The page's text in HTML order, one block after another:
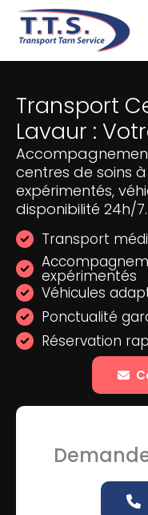
Aller
Transport
Lavaur :
centres de soins
expérimentés,
disponibilité 24h/7.
Transport
expérimentés
Véhicules
Ponctualité
Réservation